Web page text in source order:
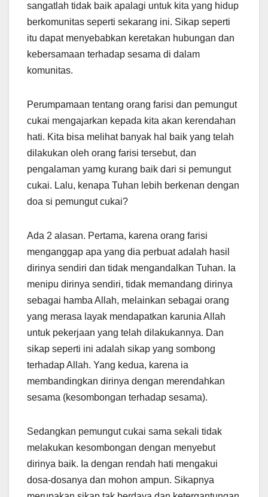
sangatlah tidak baik apalagi untuk kita yang hidup
berkomunitas seperti sekarang ini. Sikap seperti
itu dapat menyebabkan keretakan hubungan dan
kebersamaan terhadap sesama di dalam
komunitas.
Perumpamaan tentang orang farisi dan pemungut
cukai mengajarkan kepada kita akan kerendahan
hati. Kita bisa melihat banyak hal baik yang telah
dilakukan oleh orang farisi tersebut, dan
pengalaman yamg kurang baik dari si pemungut
cukai. Lalu, kenapa Tuhan lebih berkenan dengan
doa si pemungut cukai?
Ada 2 alasan. Pertama, karena orang farisi
menganggap apa yang dia perbuat adalah hasil
dirinya sendiri dan tidak mengandalkan Tuhan. Ia
menipu dirinya sendiri, tidak memandang dirinya
sebagai hamba Allah, melainkan sebagai orang
yang merasa layak mendapatkan karunia Allah
untuk pekerjaan yang telah dilakukannya. Dan
sikap seperti ini adalah sikap yang sombong
terhadap Allah. Yang kedua, karena ia
membandingkan dirinya dengan merendahkan
sesama (kesombongan terhadap sesama).
Sedangkan pemungut cukai sama sekali tidak
melakukan kesombongan dengan menyebut
dirinya baik. Ia dengan rendah hati mengakui
dosa-dosanya dan mohon ampun. Sikapnya